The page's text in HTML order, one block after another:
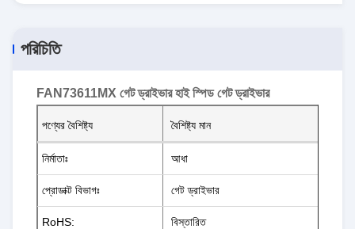
পরিচিতি
FAN73611MX গেট ড্রাইভার হাই স্পিড গেট ড্রাইভার
পণ্যের বৈশিষ্ট্য বৈশিষ্ট্য মান
নির্মাতাঃ আধা
প্রোডাক্ট বিভাগঃ গেট ড্রাইভার
RoHS: বিস্তারিত